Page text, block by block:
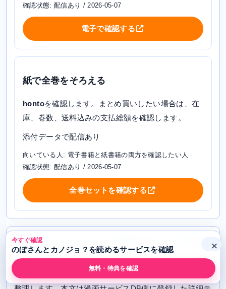
確認状態: 配信あり / 2026-05-07
電子で確認する
紙で全巻をそろえる
hontoを確認します。まとめ買いしたい場合は、在
庫、巻数、送料込みの支払総額を確認します。
添付データで配信あり
向いている人: 電子書籍と紙書籍の両方を確認したい人
確認状態: 配信あり / 2026-05-07
全巻セットを確認する
のぼさんとカノジョ？を読めるサービスを詳
しく比較
ここからは、各サービスで確認すべきポイントを詳しく
今すぐ確認
のぼさんとカノジョ？を読めるサービスを確認
無料・特典を確認
×